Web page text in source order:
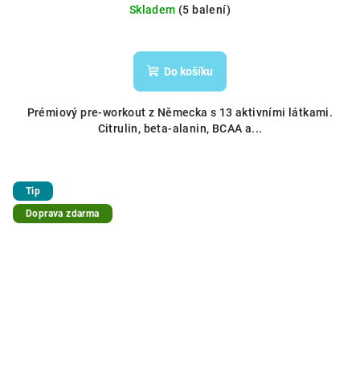
Skladem (5 balení)
Do košíku
Prémiový pre-workout z Německa s 13 aktivními látkami.
Citrulin, beta-alanin, BCAA a...
Tip
Doprava zdarma